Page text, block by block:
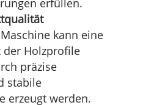
kann eine
der Holzprofile
präzise
stabile
erzeugt werden.